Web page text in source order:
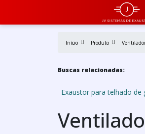
Início Produto
Buscas relacionadas:
Exaustor para telhado de